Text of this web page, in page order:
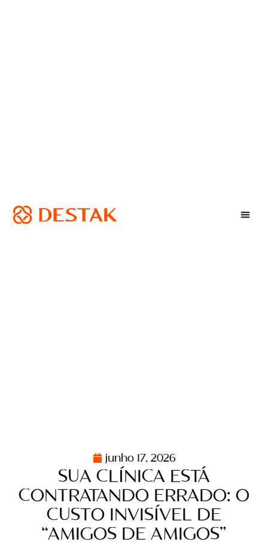
junho 17, 2026
SUA CLÍNICA ESTÁ
CONTRATANDO ERRADO: O
CUSTO INVISÍVEL DE
“AMIGOS DE AMIGOS”